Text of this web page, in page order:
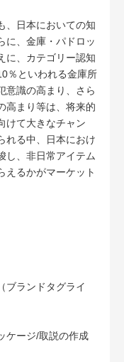
、日本においての知
に、金庫・パドロッ
に、カテゴリー認知
％といわれる金庫所
意識の高まり、さら
高まり等は、将来的
けて大きなチャン
れる中、日本におけ
し、非日常アイテム
えるかがマーケット
ブランドタグライ
ケージ/取説の作成